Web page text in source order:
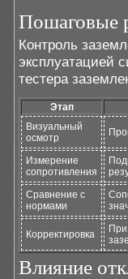
Пошаговые
Контроль
эксплуатацией
тестера
Этап
Визуальный
осмотр
Измерение
сопротивления
Сравнение с
нормами
Корректировка
Влияние